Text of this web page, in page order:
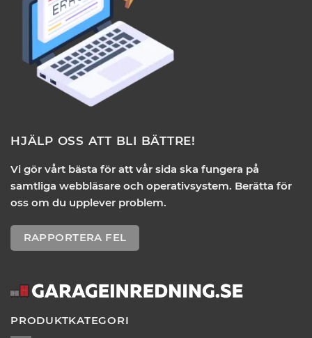
alternativen
produktsidan
HJÄLP OSS ATT BLI BÄTTRE!
Vi gör vårt bästa för att vår sida ska fungera på
samtliga webbläsare och operativsystem. Berätta för
oss om du upplever problem.
RAPPORTERA FEL
PRODUKTKATEGORI